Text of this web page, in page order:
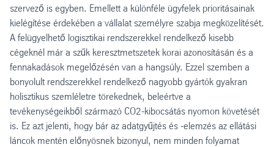
szervező is egyben. Emellett a különféle ügyfelek prioritásainak
kielégítése érdekében a vállalat személyre szabja megközelítését.
A felügyelhető logisztikai rendszerekkel rendelkező kisebb
cégeknél már a szűk keresztmetszetek korai azonosításán és a
fennakadások megelőzésén van a hangsúly. Ezzel szemben a
bonyolult rendszerekkel rendelkező nagyobb gyártók gyakran
holisztikus szemléletre törekednek, beleértve a
tevékenységeikből származó CO2-kibocsátás nyomon követését
is. Ez azt jelenti, hogy bár az adatgyűjtés és -elemzés az ellátási
láncok mentén előnyösnek bizonyul, nem minden folyamat